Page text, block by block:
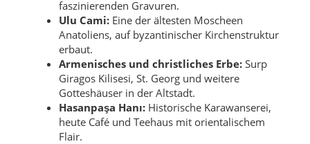
faszinierenden Gravuren.
Ulu Cami: Eine der ältesten Moscheen
Anatoliens, auf byzantinischer Kirchenstruktur
erbaut.
Armenisches und christliches Erbe: Surp
Giragos Kilisesi, St. Georg und weitere
Gotteshäuser in der Altstadt.
Hasanpaşa Hanı: Historische Karawanserei,
heute Café und Teehaus mit orientalischem
Flair.